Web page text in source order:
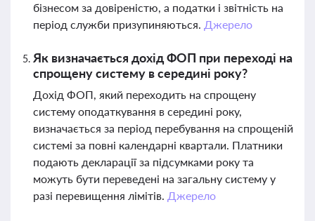
бізнесом за довіреністю, а податки і звітність на
період служби призупиняються. Джерело
Як визначається дохід ФОП при переході на
спрощену систему в середині року?
Дохід ФОП, який переходить на спрощену
систему оподаткування в середині року,
визначається за період перебування на спрощеній
системі за повні календарні квартали. Платники
подають декларації за підсумками року та
можуть бути переведені на загальну систему у
разі перевищення лімітів. Джерело